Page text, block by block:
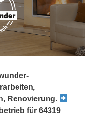
Renovierung.
für 64319